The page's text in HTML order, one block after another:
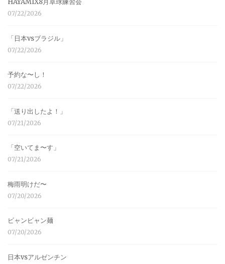
HAYAMIX8月卓球練習会
07/22/2026
「日本vsブラジル」
07/22/2026
予約な〜し！
07/22/2026
「送り出したよ！」
07/21/2026
「空いてま〜す」
07/21/2026
梅雨明けだ〜
07/20/2026
ビャンビャン麺
07/20/2026
日本vsアルゼンチン